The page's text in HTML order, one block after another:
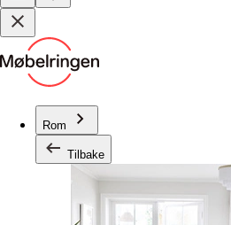
Rom
Tilbake